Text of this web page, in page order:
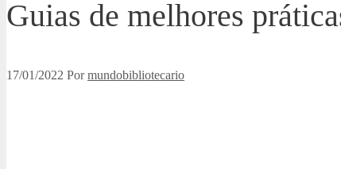
Guias de melhores
17/01/2022 Pormundobibliotecario